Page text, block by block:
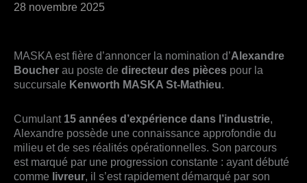
28 novembre 2025
MASKA est fière d’annoncer la nomination d’Alexandre
Boucher au poste de directeur des pièces pour la
succursale Kenworth MASKA St-Mathieu.
Cumulant 15 années d’expérience dans l’industrie,
Alexandre possède une connaissance approfondie du
milieu et de ses réalités opérationnelles. Son parcours
est marqué par une progression constante : ayant débuté
comme livreur, il s’est rapidement démarqué par son